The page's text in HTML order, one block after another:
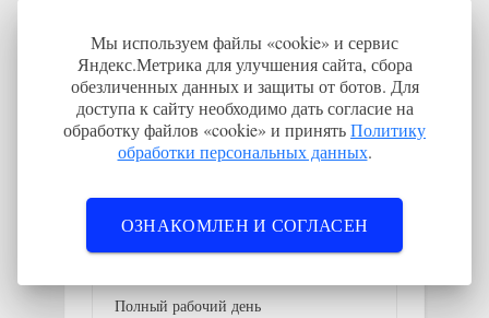
➣Где и кем работать, чтобы получить жильё
Новые вакансии
Полный рабочий день
Мы используем файлы «cookie» и сервис
Яндекс.Метрика для улучшения сайта, сбора
обезличенных данных и защиты от ботов. Для
доступа к сайту необходимо дать согласие на
обработку файлов «cookie» и принятьПолитику
обработки персональных данных.
ОЗНАКОМЛЕН И СОГЛАСЕН